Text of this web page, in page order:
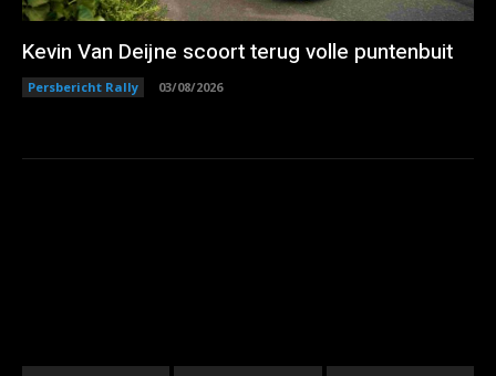
Kevin Van Deijne scoort terug volle puntenbuit
Persbericht Rally 03/08/2026